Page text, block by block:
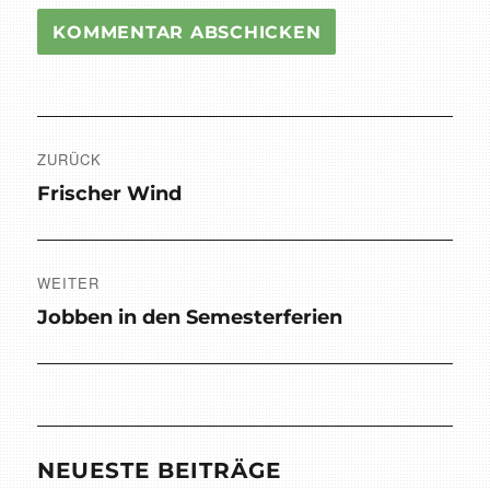
ZURÜCK
Vorheriger
Frischer Wind
WEITER
Nächster
Jobben in den Semesterferien
NEUESTE BEITRÄGE